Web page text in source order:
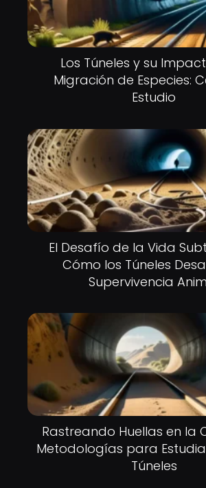
Los Túneles y su
Migración de Especies:
Estudio
El Desafío de la Vida
Cómo los Túneles
Supervivencia
Rastreando Huellas en la
Metodologías para
Túneles